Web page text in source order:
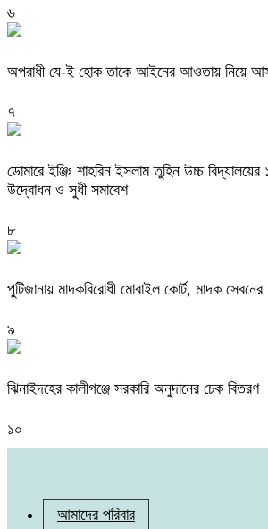
৬
অপরাধী যে-ই হোক তাকে আইনের আওতায় নিয়ে
৭
ডোমারে ইঞ্জিঃ শাহরিন ইসলাম তুহিন উচ্চ
উদ্বোধন ও সুধী সমাবেশ
৮
পুটিজানায় মাদকবিরোধী মোবাইল কোর্ট, মাদক
৯
ঝিনাইদহের কালীগঞ্জে সরকারি অনুদানের চেক বিতরণ
১০
আমাদের পরিবার